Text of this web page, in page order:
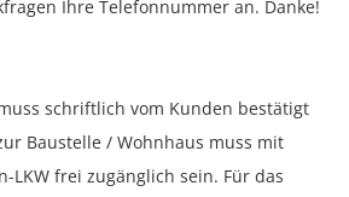
Ihre Telefonnummer an. Danke!
schriftlich vom Kunden bestätigt
Baustelle / Wohnhaus muss mit
LKW frei zugänglich sein. Für das